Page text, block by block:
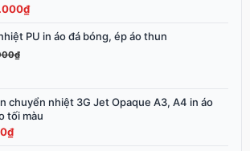
₫
PU in áo đá bóng, ép áo thun
₫
chuyển nhiệt 3G Jet Opaque A3, A4 in áo
tối màu
₫